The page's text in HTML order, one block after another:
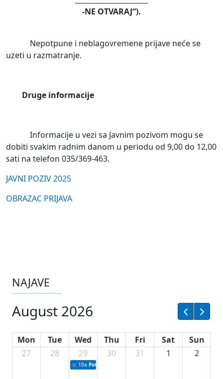
-NE OTVARAJ“).
Nepotpune i neblagovremene prijave neće se
uzeti u razmatranje.
Druge informacije
Informacije u vezi sa Javnim pozivom mogu se
dobiti svakim radnim danom u periodu od 9,00 do 12,00
sati na telefon 035/369-463.
JAVNI POZIV 2025
OBRAZAC PRIJAVA
NAJAVE
August 2026
Mon Tue Wed Thu Fri Sat
Sun
27
28 29
10a Potpisivanje ugovora sa neprofitnim
30 31 1 2